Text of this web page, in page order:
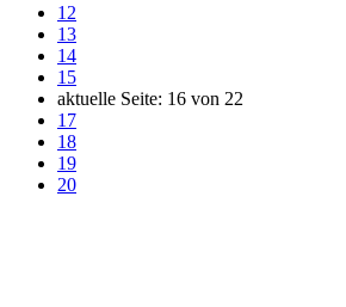
12
13
14
15
aktuelle Seite: 16 von 22
17
18
19
20